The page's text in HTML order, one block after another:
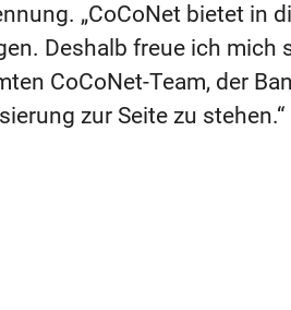
„CoCoNet bietet in
Deshalb freue ich mich
CoCoNet-Team, der
zur Seite zu stehen.“